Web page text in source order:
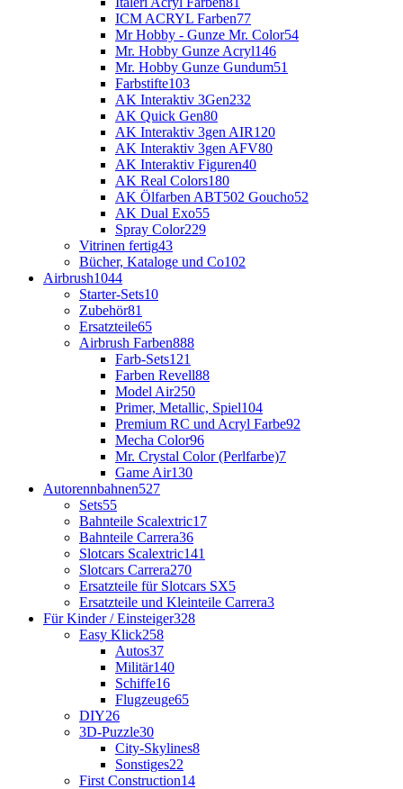
ICM ACRYL Farben77
Mr Hobby - Gunze Mr. Color54
Mr. Hobby Gunze Acryl146
Mr. Hobby Gunze Gundum51
Farbstifte103
AK Interaktiv 3Gen232
AK Quick Gen80
AK Interaktiv 3gen AIR120
AK Interaktiv 3gen AFV80
AK Interaktiv Figuren40
AK Real Colors180
AK Ölfarben ABT502 Goucho52
AK Dual Exo55
Spray Color229
Vitrinen fertig43
Bücher, Kataloge und Co102
Airbrush1044
Starter-Sets10
Zubehör81
Ersatzteile65
Airbrush Farben888
Farb-Sets121
Farben Revell88
Model Air250
Primer, Metallic, Spiel104
Premium RC und Acryl Farbe92
Mecha Color96
Mr. Crystal Color (Perlfarbe)7
Game Air130
Autorennbahnen527
Sets55
Bahnteile Scalextric17
Bahnteile Carrera36
Slotcars Scalextric141
Slotcars Carrera270
Ersatzteile für Slotcars SX5
Ersatzteile und Kleinteile Carrera3
Für Kinder / Einsteiger328
Easy Klick258
Autos37
Militär140
Schiffe16
Flugzeuge65
DIY26
3D-Puzzle30
City-Skylines8
Sonstiges22
First Construction14